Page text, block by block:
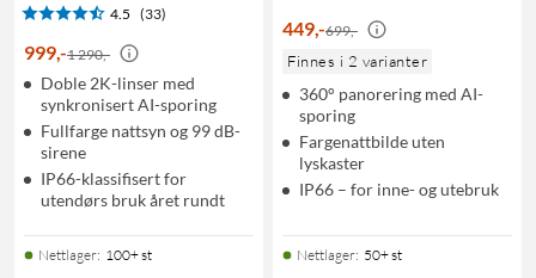
4.5 (33)
999,-1 290,-
Doble 2K-linser med
synkronisert AI-sporing
Fullfarge nattsyn og 99 dB-
sirene
IP66-klassifisert for
utendørs bruk året rundt
Nettlager: 100+ st
449,-699,-
Finnes i 2 varianter
360° panorering med AI-
sporing
Fargenattbilde uten
lyskaster
IP66 – for inne- og utebruk
Nettlager: 50+ st